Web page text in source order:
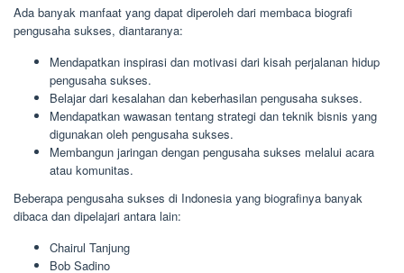
Ada banyak manfaat yang dapat diperoleh dari membaca biografi
pengusaha sukses, diantaranya:
Mendapatkan inspirasi dan motivasi dari kisah perjalanan hidup
pengusaha sukses.
Belajar dari kesalahan dan keberhasilan pengusaha sukses.
Mendapatkan wawasan tentang strategi dan teknik bisnis yang
digunakan oleh pengusaha sukses.
Membangun jaringan dengan pengusaha sukses melalui acara
atau komunitas.
Beberapa pengusaha sukses di Indonesia yang biografinya banyak
dibaca dan dipelajari antara lain:
Chairul Tanjung
Bob Sadino